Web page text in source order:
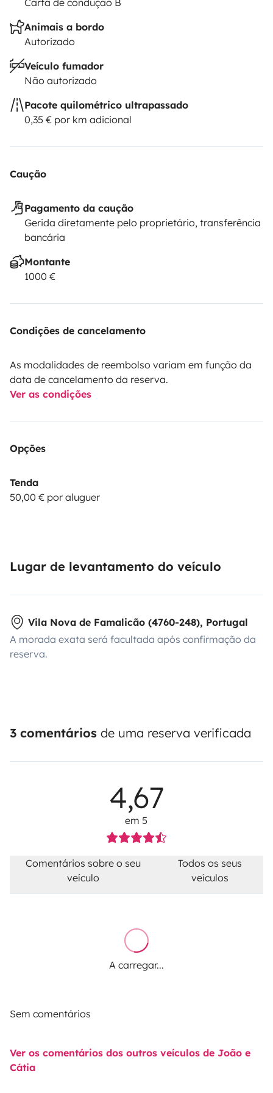
Carta de condução B
Animais a bordo
Autorizado
Veículo fumador
Não autorizado
Pacote quilométrico ultrapassado
0,35 € por km adicional
Caução
Pagamento da caução
Gerida diretamente pelo proprietário, transferência
bancária
Montante
1000 €
Condições de cancelamento
As modalidades de reembolso variam em função da
data de cancelamento da reserva.
Ver as condições
Opções
Tenda
50,00 € por aluguer
Lugar de levantamento do veículo
Vila Nova de Famalicão (4760-248), Portugal
A morada exata será facultada após confirmação da
reserva.
3 comentários de uma reserva verificada
4,67
em 5
Comentários sobre o seu
veículo
Todos os seus
veículos
A carregar...
Sem comentários
Ver os comentários dos outros veículos de João e
Cátia